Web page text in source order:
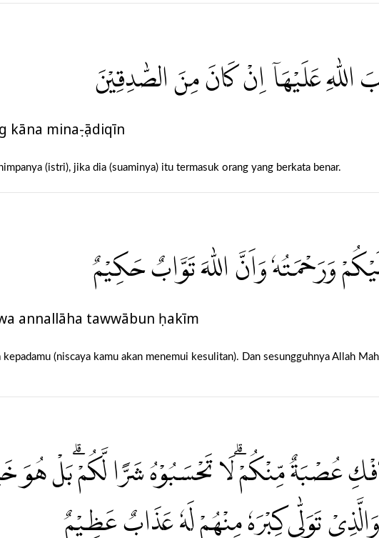
عَلَيْهَآ اِنْ كَانَ مِنَ الصّٰدِقِيْنَ
minaṣ-ṣādiqīn
(istri), jika dia (suaminya) itu termasuk orang yang berkata benar.
وَرَحْمَتُهٗ وَاَنَّ اللّٰهَ تَوَّابٌ حَكِيْمٌ
annallāha tawwābun ḥakīm
(niscaya kamu akan menemui kesulitan). Dan sesungguhnya Allah
عُصْبَةٌ مِّنْكُمْۗ لَا تَحْسَبُوْهُ شَرًّا لَّكُمْۗ بَلْ هُوَ
تَوَلّٰى كِبْرَهٗ مِنْهُمْ لَهٗ عَذَابٌ عَظِيْمٌ